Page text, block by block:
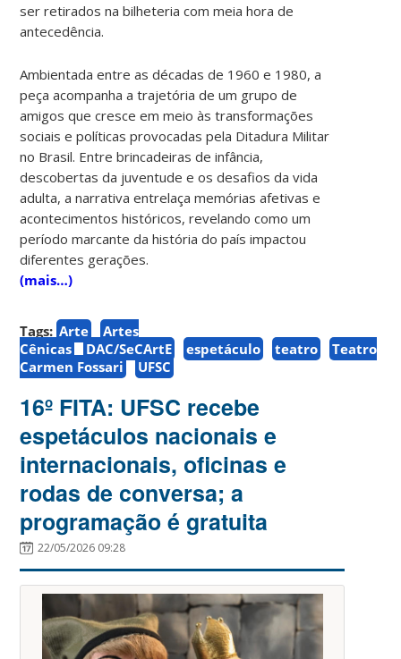
ser retirados na bilheteria com meia hora de
antecedência.
Ambientada entre as décadas de 1960 e 1980, a
peça acompanha a trajetória de um grupo de
amigos que cresce em meio às transformações
sociais e políticas provocadas pela Ditadura Militar
no Brasil. Entre brincadeiras de infância,
descobertas da juventude e os desafios da vida
adulta, a narrativa entrelaça memórias afetivas e
acontecimentos históricos, revelando como um
período marcante da história do país impactou
diferentes gerações.
(mais…)
Tags: Arte
Artes
Cênicas
DAC/SeCArtE espetáculo teatro
Teatro
Carmen Fossari
UFSC
16º FITA: UFSC recebe
espetáculos nacionais e
internacionais, oficinas e
rodas de conversa; a
programação é gratuita
22/05/2026 09:28